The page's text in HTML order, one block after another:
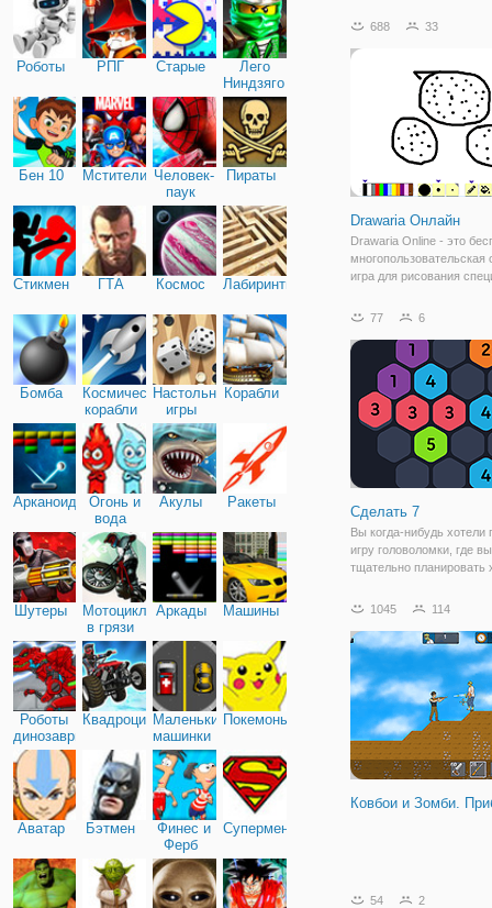
Роботы РПГ Старые
Лего
Ниндзяго
Бен 10 Мстители Человек-
паук
Пираты
Стикмен ГТА Космос Лабиринты
Бомба
Космические
корабли
Настольные
игры
Корабли
Арканоид
Огонь и
вода
Акулы Ракеты
Шутеры
Мотоциклы
в грязи
Аркады Машины
Роботы
динозавры
КвадроциклыМаленькие
машинки
Покемоны
Аватар Бэтмен
Финес и
Ферб
Супермен
Стрелять пузырь на
шариков одного выбить.
688 33
Drawaria Онлайн
Drawaria Online - это
многопользовательская
игра для рисования
умение иллюстрировать
игрокам, и угадывать
нарисованное
77 6
Сделать 7
Вы когда-нибудь хотели
игру головоломки, где
тщательно планировать
сделать шаг? Сделать
число семь из плитки с
небольшими
1045 114
Ковбои и Зомби.
54 2